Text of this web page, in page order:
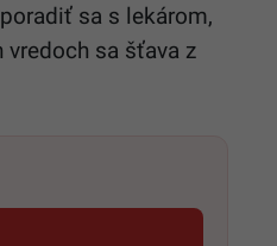
sa s lekárom,
sa šťava z